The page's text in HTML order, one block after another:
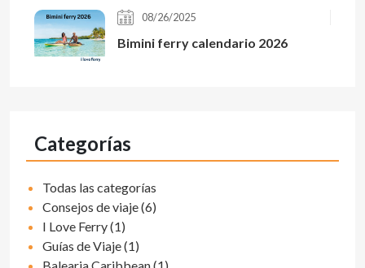
08/26/2025
Bimini ferry calendario 2026
Categorías
Todas las categorías
Consejos de viaje (6)
I Love Ferry (1)
Guías de Viaje (1)